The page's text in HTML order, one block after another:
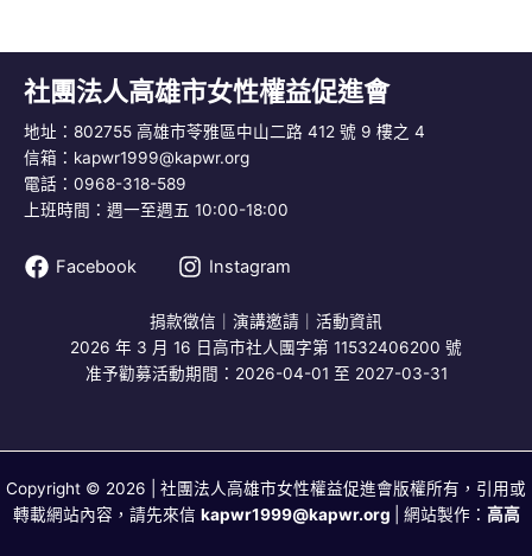
社團法人高雄市女性權益促進會
地址：802755 高雄市苓雅區中山二路 412 號 9 樓之 4
信箱： kapwr1999@kapwr.org
電話：0968-318-589
上班時間：週一至週五 10:00-18:00
Facebook Instagram
捐款徵信 演講邀請
活動資訊
2026 年 3 月 16 日高市社人團字第 11532406200 號
准予勸募活動期間：2026-04-01 至 2027-03-31
Copyright © 2026 | 社團法人高雄市女性權益促進會版權所有，引用或
轉載網站內容，請先來信 kapwr1999@kapwr.org | 網站製作： 高高